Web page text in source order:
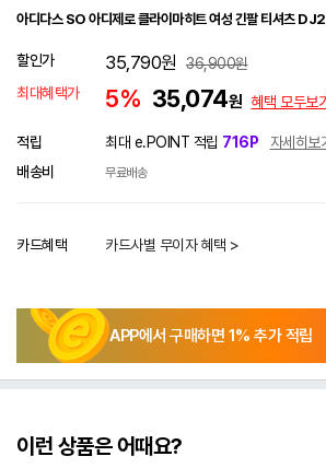
아디다스 SO 아디제로 클라이마히트 여성 긴팔 티셔
할인가 35,790원 36,900원
최대혜택가
5% 35,074원 혜택 모두보기
적립 최대 e.POINT 적립 716P
자세히보
배송비
무료배송
카드혜택 카드사별 무이자 혜택 >
APP에서 구매하면 1% 추가 적립
이런 상품은 어때요?